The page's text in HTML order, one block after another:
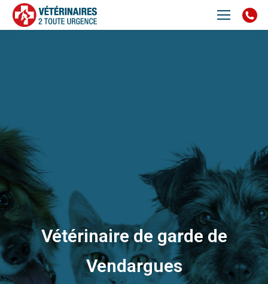
Vétérinaire de garde de
Vendargues